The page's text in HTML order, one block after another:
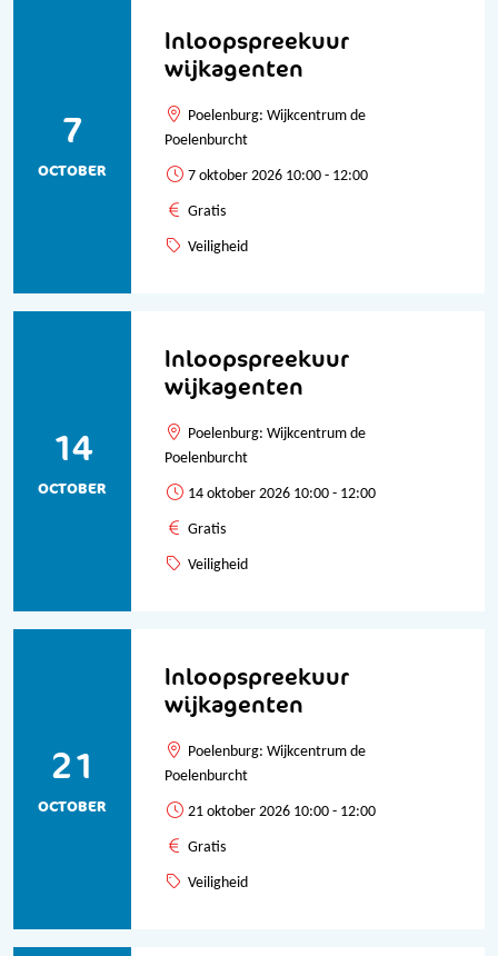
Inloopspreekuur
wijkagenten
7
OCTOBER
Poelenburg: Wijkcentrum de
Poelenburcht
7 oktober 2026 10:00 - 12:00
Gratis
Veiligheid
Inloopspreekuur
wijkagenten
14
OCTOBER
Poelenburg: Wijkcentrum de
Poelenburcht
14 oktober 2026 10:00 - 12:00
Gratis
Veiligheid
Inloopspreekuur
wijkagenten
21
OCTOBER
Poelenburg: Wijkcentrum de
Poelenburcht
21 oktober 2026 10:00 - 12:00
Gratis
Veiligheid